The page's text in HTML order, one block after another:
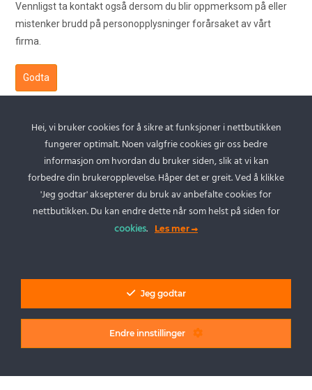
Vennligst ta kontakt også dersom du blir oppmerksom på eller
mistenker brudd på personopplysninger forårsaket av vårt
firma.
Godta
Informasjon
Kontakt oss
Om kabelspesialisten LAPP Norway
Salgs- og Leveringsbetingelser
Hei, vi bruker cookies for å sikre at funksjoner i nettbutikken
fungerer optimalt. Noen valgfrie cookies gir oss bedre
informasjon om hvordan du bruker siden, slik at vi kan
forbedre din brukeropplevelse. Håper det er greit. Ved å klikke
'Jeg godtar' aksepterer du bruk av anbefalte cookies for
nettbutikken. Du kan endre dette når som helst på siden for
cookies. Les mer
Jeg godtar
Endre innstillinger